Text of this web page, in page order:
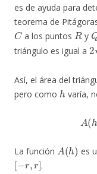
es de ayuda para
teorema de
C
a los puntos
R
y
triángulo es igual a
2r
Así, el área del
pero como
h
varía,
A h
La función
A h )
es
[− r,r]
.